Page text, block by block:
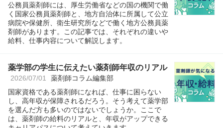
公務員薬剤師には、厚生労働省などの国の機関で働
く国家公務員薬剤師と、地方自治体に所属して公立
病院や保健所、衛生研究所などで働く地方公務員薬
剤師があります。この記事では、それぞれの違いや
給料、仕事内容について解説します。
薬学部の学生に伝えたい薬剤師年収のリアル
2026/07/01 薬剤師コラム編集部
国家資格である薬剤師になれば、仕事に困らない
し、高年収が保障されるだろう。そう考えて薬学部
を選んだ方も多いのではないでしょうか。ここで
は、薬剤師の給料のリアルと、年収がアップできる